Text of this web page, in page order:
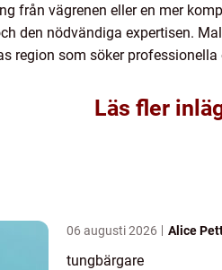
från vägrenen eller en mer
den nödvändiga expertisen.
region som söker
Läs fler
06 augusti 2026 Alice
tungbärgare